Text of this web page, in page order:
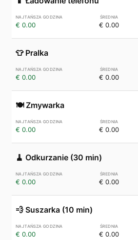
€ 0.00 € 0.00
👕 Pralka
€ 0.00 € 0.00
🍽️ Zmywarka
€ 0.00 € 0.00
🧹 Odkurzanie (30 min)
€ 0.00 € 0.00
💨 Suszarka (10 min)
€ 0.00 € 0.00